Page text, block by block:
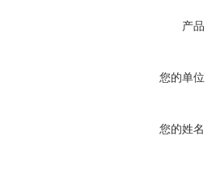
产品
您的单位
您的姓名